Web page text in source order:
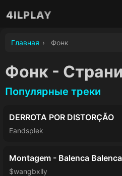
4ILPLAY
Главная › Фoнк
Фoнк -
Популярные треки
DERROTA POR DISTORÇÃO
Eandsplek
Montagem - Balenca Balenca
$wangbxlly